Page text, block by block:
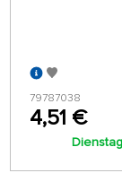
79787038
4,51 €